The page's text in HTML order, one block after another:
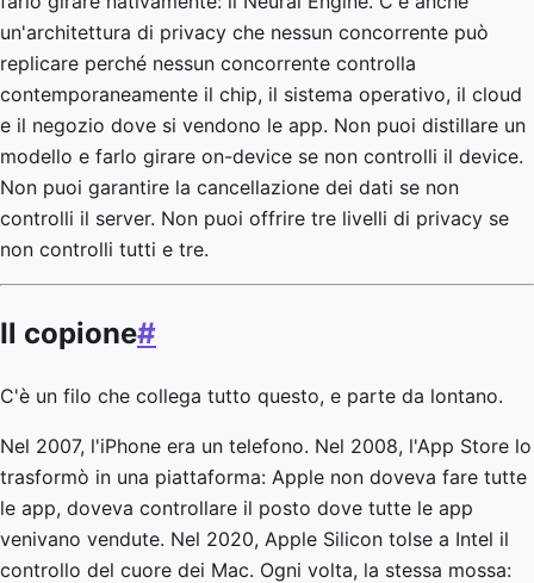
un'architettura di privacy che nessun concorrente può
replicare perché nessun concorrente controlla
contemporaneamente il chip, il sistema operativo, il cloud
e il negozio dove si vendono le app. Non puoi distillare un
modello e farlo girare on-device se non controlli il device.
Non puoi garantire la cancellazione dei dati se non
controlli il server. Non puoi offrire tre livelli di privacy se
non controlli tutti e tre.
Il copione#
C'è un filo che collega tutto questo, e parte da lontano.
Nel 2007, l'iPhone era un telefono. Nel 2008, l'App Store lo
trasformò in una piattaforma: Apple non doveva fare tutte
le app, doveva controllare il posto dove tutte le app
venivano vendute. Nel 2020, Apple Silicon tolse a Intel il
controllo del cuore dei Mac. Ogni volta, la stessa mossa: